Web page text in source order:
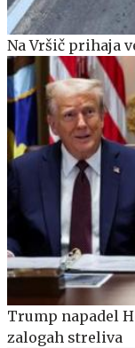
Na Vršič prihaja
Trump napadel
zalogah streliva